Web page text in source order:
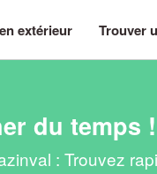
extérieur Trouver
du temps !
: Trouvez